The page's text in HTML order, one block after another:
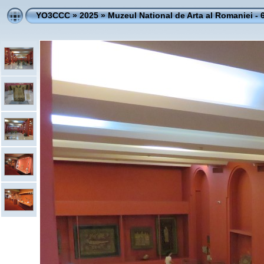
YO3CCC»2025»Muzeul National de Arta al Romaniei -